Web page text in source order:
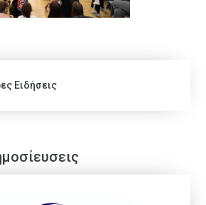
Ειδήσεις